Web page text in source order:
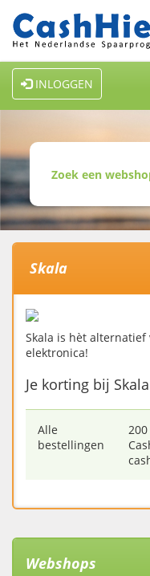
INLOGGEN
Skala
Skala is hèt
elektronica!
Je korting bij
Alle
bestellingen
200
Webshops